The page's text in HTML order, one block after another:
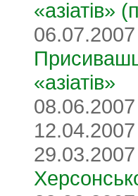
«азіатів»
«азіатів»